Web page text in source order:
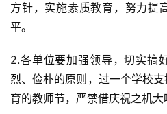
方针，实施素质教育，努力提
平。
2.各单位要加强领导，切实搞
烈、俭朴的原则，过一个学校
育的教师节，严禁借庆祝之机大